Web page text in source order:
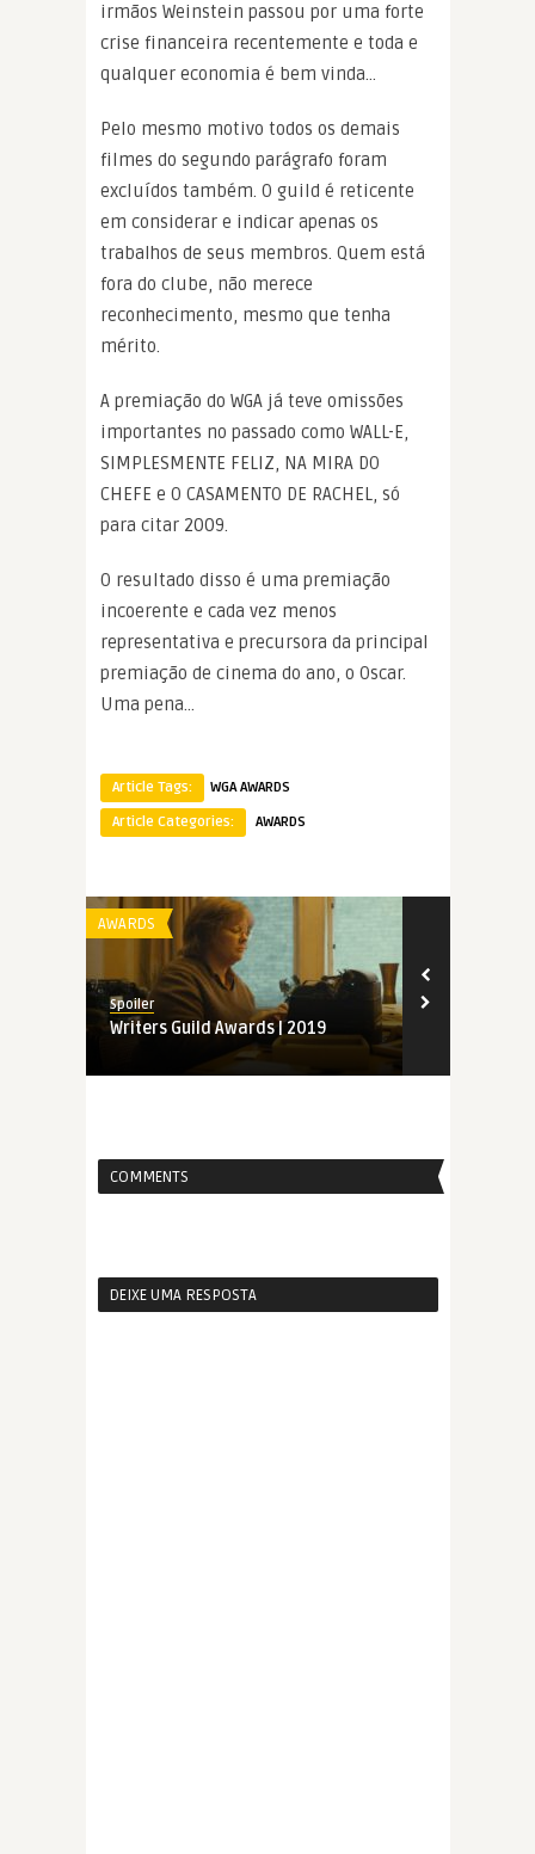
irmãos Weinstein passou por uma forte
crise financeira recentemente e toda e
qualquer economia é bem vinda…
Pelo mesmo motivo todos os demais
filmes do segundo parágrafo foram
excluídos também. O guild é reticente
em considerar e indicar apenas os
trabalhos de seus membros. Quem está
fora do clube, não merece
reconhecimento, mesmo que tenha
mérito.
A premiação do WGA já teve omissões
importantes no passado como WALL-E,
SIMPLESMENTE FELIZ, NA MIRA DO
CHEFE e O CASAMENTO DE RACHEL, só
para citar 2009.
O resultado disso é uma premiação
incoerente e cada vez menos
representativa e precursora da principal
premiação de cinema do ano, o Oscar.
Uma pena…
Article Tags:
WGA AWARDS
Article Categories:
AWARDS
AWARDS
Spoiler
Writers Guild Awards | 2019
COMMENTS
DEIXE UMA RESPOSTA